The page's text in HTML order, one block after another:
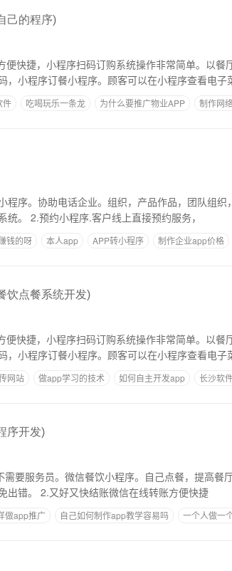
己的程序)
，小程序订餐小程序。顾客可以在小程序查看电子
件 吃喝玩乐一条龙 为什么要推广物业APP
制作网
等。进行大气图像展示，支持产品展示和物品系统。 2.预约小程序.客户线上直接预约服务，
钱的呀 本人app APP转小程序 制作企业app价格
饮点餐系统开发)
，小程序订餐小程序。顾客可以在小程序查看电子
网站 做app学习的技术 如何自主开发app
长沙软
序开发)
对接收据打印系统，订单清晰，实时监控，避免出错。 2.又好又快结账微信在线转账方便快捷
做app推广 自己如何制作app教学容易吗
一个人做一